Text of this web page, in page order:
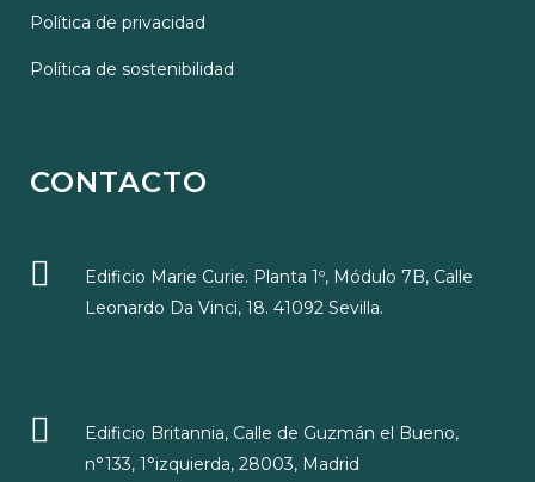
Política de privacidad
Política de sostenibilidad
CONTACTO
Edificio Marie Curie. Planta 1º, Módulo 7B, Calle
Leonardo Da Vinci, 18. 41092 Sevilla.
Edificio Britannia, Calle de Guzmán el Bueno,
n°133, 1°izquierda, 28003, Madrid